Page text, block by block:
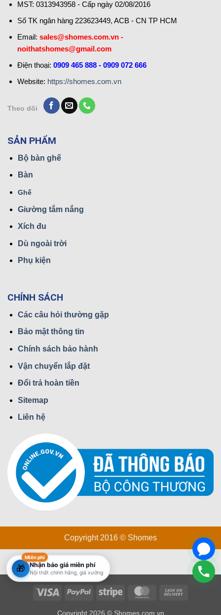
MST: 0313943958 - Cấp ngày 02/08/2016
Số TK ngân hàng 223623449, ACB - CN TP HCM
Email: sales@shomes.com.vn -
noithatshomes@gmail.com
Điện thoại: 0909 465 888 - 0909 072 666
Website: https://shomes.com.vn
Theo dõi
SẢN PHẨM
Bộ bàn ghế
Bàn
Ghế
Giường tắm nắng
Xích đu
Dù ngoài trời
Phụ kiện
CHÍNH SÁCH
Các câu hỏi thường gặp
Bảo mật thông tin
Chính sách bảo hành
Vận chuyển lắp đặt
Đổi trả hoàn tiền
Sitemap
Liên hệ
Copyright 2016 © Shomes
Visa PayPal Stripe MasterCardCash On Delivery
Copyright 2026 © Shomes.com.vn
Miễn phí
🎁 Nhận báo giá miễn phí
Nội thất chính hãng, giá xưởng